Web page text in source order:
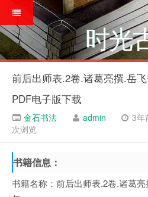
时光
前后出师表.2卷.诸葛亮撰.岳
PDF电子版下载
金石书法 admin 3年
次浏览
书籍信息：
书籍名称：前后出师表.2卷.诸葛